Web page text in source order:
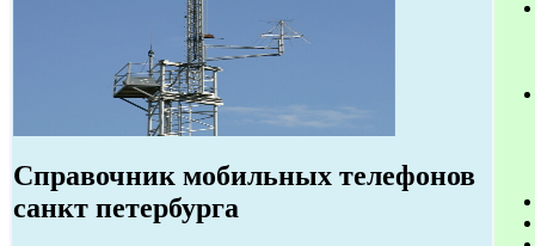
Справочник мобильных телефонов
санкт петербурга